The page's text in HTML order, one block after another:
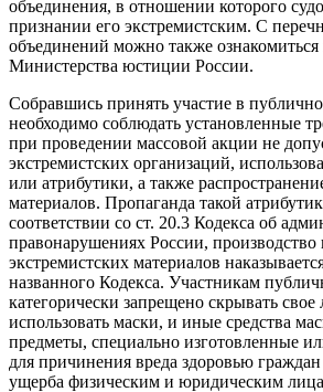
объединения, в отношении которого
признании его экстремистским. С
объединений можно также ознакомиться
Министерства юстиции России.
Собравшись принять участие в
необходимо соблюдать установленные
при проведении массовой акции не
экстремистских организаций,
или атрибутики, а также
материалов. Пропаганда такой
соответствии со ст. 20.3 Кодекса об
правонарушениях России, производство
экстремистских материалов
названного Кодекса. Участникам
категорически запрещено скрывать
использовать маски, и иные средства
предметы, специально изготовленные
для причинения вреда здоровью
ущерба физическим и юридическим